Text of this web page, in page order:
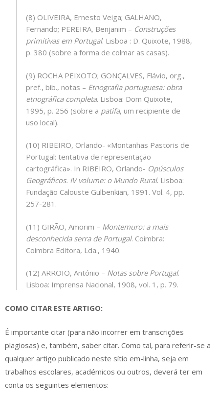
(8) OLIVEIRA, Ernesto Veiga; GALHANO,
Fernando; PEREIRA, Benjanim – Construções
primitivas em Portugal. Lisboa : D. Quixote, 1988,
p. 380 (sobre a forma de colmar as casas).
(9) ROCHA PEIXOTO; GONÇALVES, Flávio, org.,
pref., bib., notas – Etnografia portuguesa: obra
etnográfica completa. Lisboa: Dom Quixote,
1995, p. 256 (sobre a patifa, um recipiente de
uso local).
(10) RIBEIRO, Orlando- «Montanhas Pastoris de
Portugal: tentativa de representação
cartográfica». In RIBEIRO, Orlando- Opúsculos
Geográficos. IV volume: o Mundo Rural. Lisboa:
Fundação Calouste Gulbenkian, 1991. Vol. 4, pp.
257-281.
(11) GIRÃO, Amorim – Montemuro: a mais
desconhecida serra de Portugal. Coimbra:
Coimbra Editora, Lda., 1940.
(12) ARROIO, António – Notas sobre Portugal.
Lisboa: Imprensa Nacional, 1908, vol. 1, p. 79.
COMO CITAR ESTE ARTIGO:
É importante citar (para não incorrer em transcrições
plagiosas) e, também, saber citar. Como tal, para referir-se a
qualquer artigo publicado neste sítio em-linha, seja em
trabalhos escolares, académicos ou outros, deverá ter em
conta os seguintes elementos: